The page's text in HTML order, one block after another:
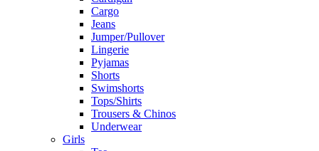
Cargo
Jeans
Jumper/Pullover
Lingerie
Pyjamas
Shorts
Swimshorts
Tops/Shirts
Trousers & Chinos
Underwear
Girls